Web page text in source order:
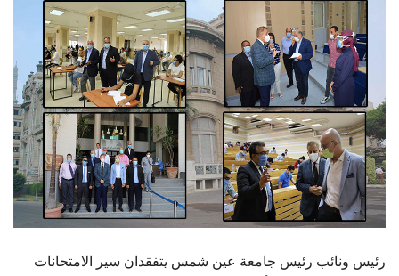
هيئة التدريس
الدراسات العليا
الخريجين
الموظفون
رئيس ونائب رئيس جامعة عين شمس يتفقدان سير الامتحانات